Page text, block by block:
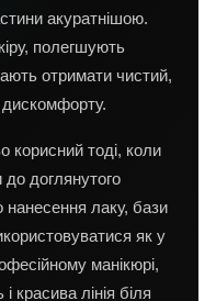
акуратнішою.
полегшують
отримати чистий,
дискомфорту.
корисний тоді, коли
доглянутого
нанесення лаку, бази
як у
манікюрі,
красива лінія біля